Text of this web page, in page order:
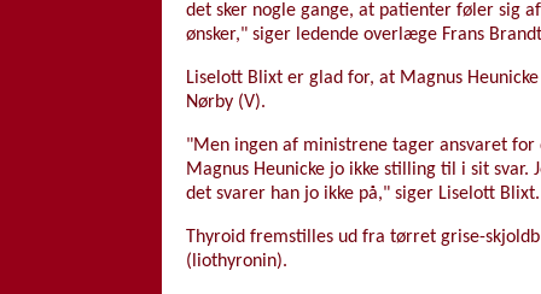
det sker nogle gange, at patienter føler sig
ønsker," siger ledende overlæge Frans
Liselott Blixt er glad for, at Magnus
Nørby (V).
"Men ingen af ministrene tager ansvaret
Magnus Heunicke jo ikke stilling til i sit
det svarer han jo ikke på," siger Liselott Blixt.
Thyroid fremstilles ud fra tørret grise-
(liothyronin).